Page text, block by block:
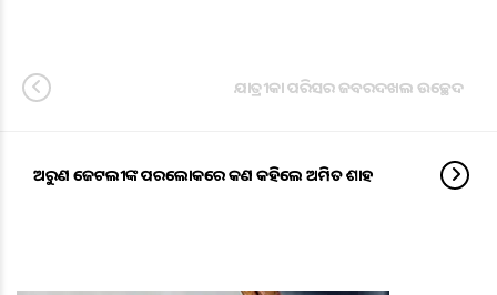
ଯାତ୍ରୀକା ପରିସର ଜବରଦଖଲ ଉଚ୍ଛେଦ
ଅରୁଣ ଜେଟଲୀଙ୍କ ପରଲୋକରେ କଣ କହିଲେ ଅମିତ ଶାହ